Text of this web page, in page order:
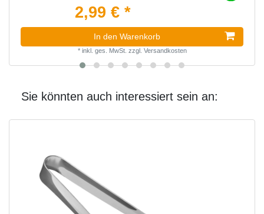
2,99 € *
In den Warenkorb
* inkl. ges. MwSt. zzgl. Versandkosten
Sie könnten auch interessiert sein an: